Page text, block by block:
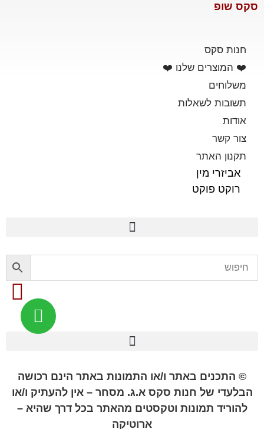
סקס שופ
חנות סקס
❤️ המוצרים שלנו ❤️
משלוחים
תשובות לשאלות
אודות
צור קשר
תקנון האתר
אביזרי מין
רוקט פוקט
© התכנים באתר ו/או התמונות באתר הינם רכושה
הבלעדי של חנות סקס א.ג. מסחר – אין להעתיק ו/או
להוריד תמונות וטקסטים מהאתר בכל דרך שהיא –
ארוטיקה